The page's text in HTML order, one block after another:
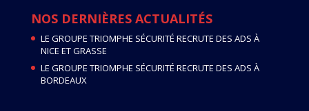
NOS DERNIÈRES ACTUALITÉS
LE GROUPE TRIOMPHE SÉCURITÉ RECRUTE DES ADS À
NICE ET GRASSE
LE GROUPE TRIOMPHE SÉCURITÉ RECRUTE DES ADS À
BORDEAUX